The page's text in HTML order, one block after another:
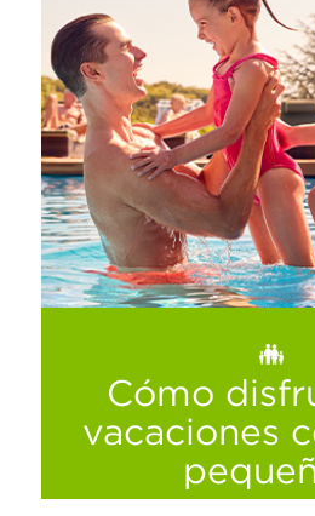
Encuentra el regalo
Ver
Cómo disfrutar las
vacaciones